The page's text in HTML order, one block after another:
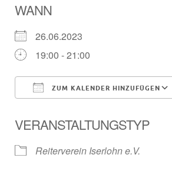
WANN
26.06.2023
19:00 - 21:00
ZUM KALENDER HINZUFÜGEN
VERANSTALTUNGSTYP
Reiterverein Iserlohn e.V.